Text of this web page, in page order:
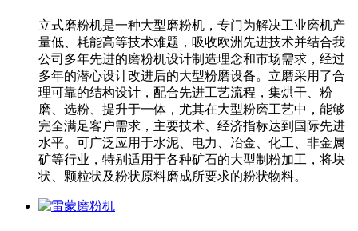
立式磨粉机是一种大型磨粉机，专门为解决工业磨机产
量低、耗能高等技术难题，吸收欧洲先进技术并结合我
公司多年先进的磨粉机设计制造理念和市场需求，经过
多年的潜心设计改进后的大型粉磨设备。立磨采用了合
理可靠的结构设计，配合先进工艺流程，集烘干、粉
磨、选粉、提升于一体，尤其在大型粉磨工艺中，能够
完全满足客户需求，主要技术、经济指标达到国际先进
水平。可广泛应用于水泥、电力、冶金、化工、非金属
矿等行业，特别适用于各种矿石的大型制粉加工，将块
状、颗粒状及粉状原料磨成所要求的粉状物料。